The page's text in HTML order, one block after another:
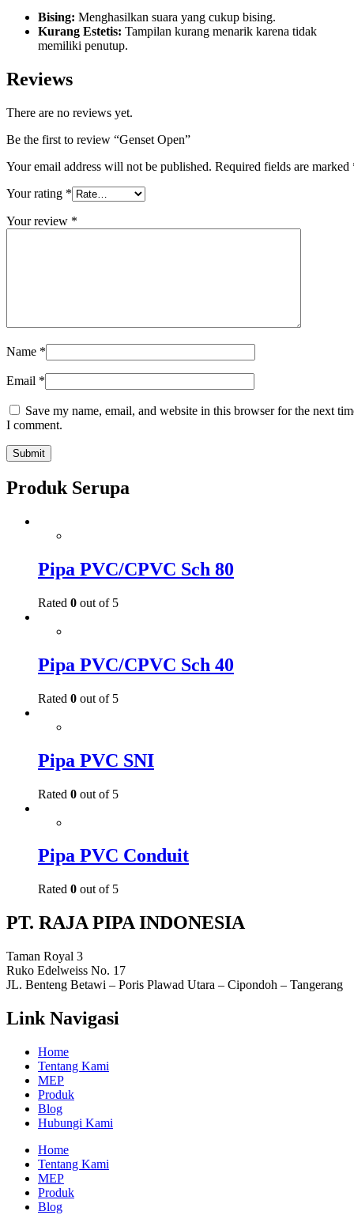
Bising: Menghasilkan suara yang cukup bising.
Kurang Estetis: Tampilan kurang menarik karena tidak
memiliki penutup.
Reviews
There are no reviews yet.
Be the first to review “Genset Open”
Your email address will not be published. Required fields are marked
Your rating *
Your review *
Name *
Email *
Save my name, email, and website in this browser for the next
I comment.
Produk Serupa
Pipa PVC/CPVC Sch 80
Rated 0 out of 5
Pipa PVC/CPVC Sch 40
Rated 0 out of 5
Pipa PVC SNI
Rated 0 out of 5
Pipa PVC Conduit
Rated 0 out of 5
PT. RAJA PIPA INDONESIA
Taman Royal 3
Ruko Edelweiss No. 17
JL. Benteng Betawi – Poris Plawad Utara – Cipondoh – Tangerang
Link Navigasi
Home
Tentang Kami
MEP
Produk
Blog
Hubungi Kami
Home
Tentang Kami
MEP
Produk
Blog